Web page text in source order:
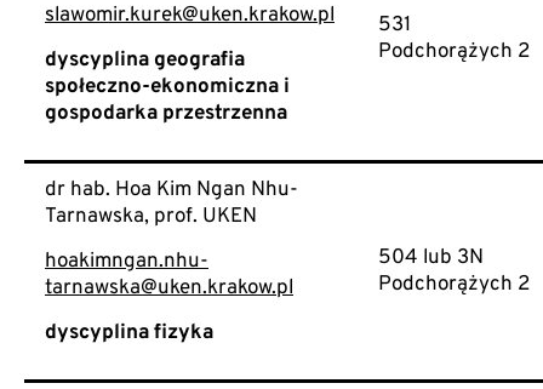
slawomir.kurek@uken.krakow.pl
dyscyplina geografia
społeczno-ekonomiczna i
gospodarka przestrzenna
531
Podchorążych 2
dr hab. Hoa Kim Ngan Nhu-
Tarnawska, prof. UKEN
hoakimngan.nhu-
tarnawska@uken.krakow.pl
dyscyplina fizyka
504 lub 3N
Podchorążych 2